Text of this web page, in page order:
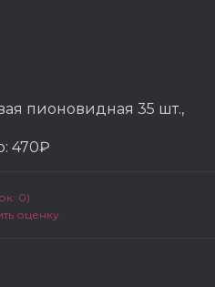
пионовидная 35 шт.,
470₽
0)
оценку